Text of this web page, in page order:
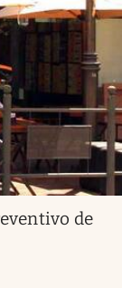
de